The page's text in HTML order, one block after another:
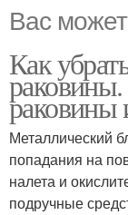
Вас
Как
раковины
Металлический
попадания на
налета и
подручные